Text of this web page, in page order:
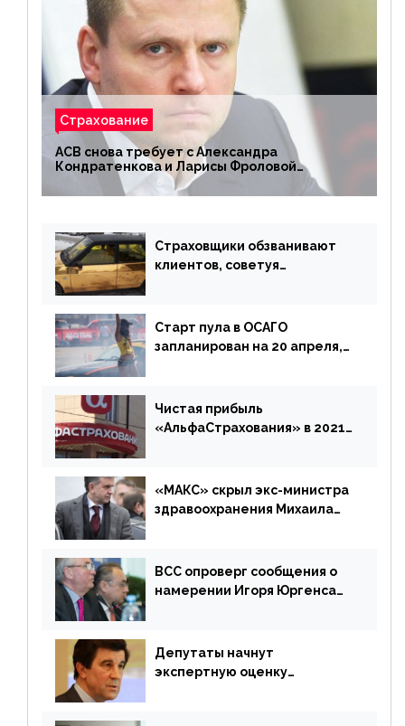
Страхование
АСВ снова требует с Александра
Кондратенкова и Ларисы Фроловой
возмещения убытков на 1,5 млрд р.
Страховщики обзванивают
клиентов, советуя
Старт пула в ОСАГО
запланирован на 20 апреля,
дублировать [дополнено]
Чистая прибыль
«АльфаСтрахования» в 2021
«МАКС» скрыл экс-министра
здравоохранения Михаила
ВСС опроверг сообщения о
намерении Игоря Юргенса
Депутаты начнут
экспертную оценку